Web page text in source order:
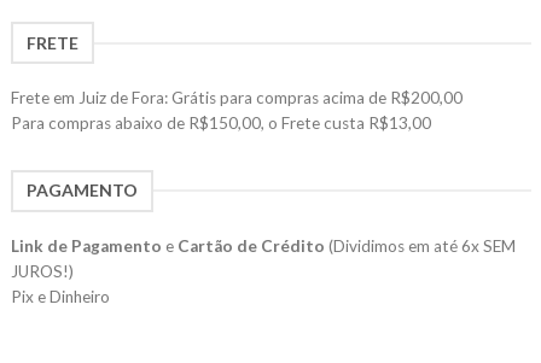
FRETE
Frete em Juiz de Fora: Grátis para compras acima de R$200,00
Para compras abaixo de R$150,00, o Frete custa R$13,00
PAGAMENTO
Link de Pagamento e Cartão de Crédito (Dividimos em até 6x SEM
JUROS!)
Pix e Dinheiro